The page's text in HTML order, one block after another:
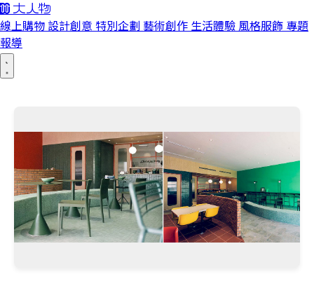
線上購物 設計創意 特別企劃 藝術創作 生活體驗 風格服飾 專題
報導